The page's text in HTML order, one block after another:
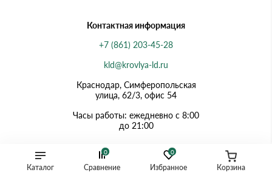
Каталог
0
Избранное
0
Сравнение Корзина
Контактная информация
+7 (861) 203-45-28
kld@krovlya-ld.ru
Краснодар, Симферопольская
улица, 62/3, офис 54
Часы работы: ежедневно с 8:00
до 21:00